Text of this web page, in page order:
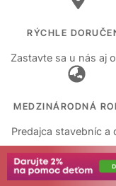
RÝCHLE
Zastavte sa u nás aj
MEDZINÁRODNÁ
Predajca stavebníc a